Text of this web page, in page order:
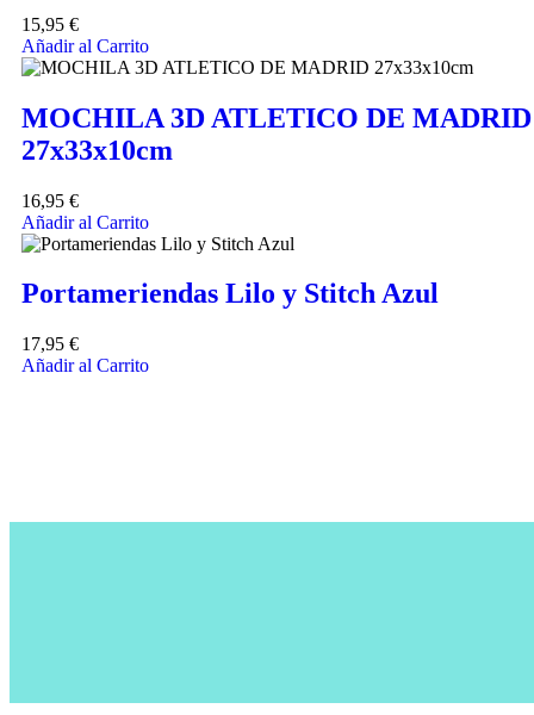
15,95 €
Añadir al Carrito
MOCHILA 3D ATLETICO DE MADRID
27x33x10cm
16,95 €
Añadir al Carrito
Portameriendas Lilo y Stitch Azul
17,95 €
Añadir al Carrito